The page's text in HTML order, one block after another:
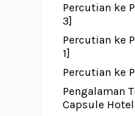
Percutian ke
3]
Percutian ke
1]
Percutian ke
Pengalaman
Capsule